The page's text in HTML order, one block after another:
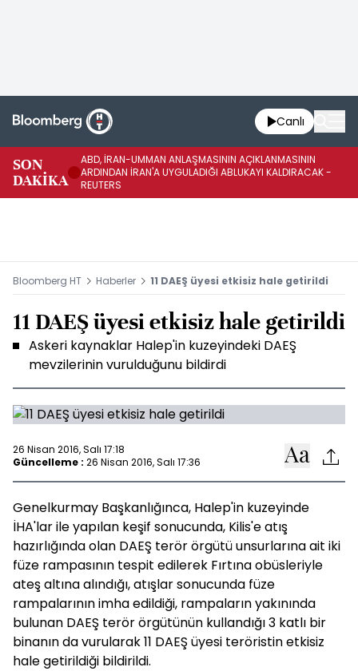
Canlı
SON
DAKİKA
ABD, İRAN-UMMAN ANLAŞMASININ AÇIKLANMASININ
ARDINDAN İRAN'A UYGULADIĞI ABLUKAYI KALDIRACAK -
REUTERS
Bloomberg HT Haberler 11 DAEŞ üyesi etkisiz hale getirildi
11 DAEŞ üyesi etkisiz hale getirildi
Askeri kaynaklar Halep'in kuzeyindeki DAEŞ
mevzilerinin vurulduğunu bildirdi
26 Nisan 2016, Salı 17:18
Güncelleme : 26 Nisan 2016, Salı 17:36
Genelkurmay Başkanlığınca, Halep'in kuzeyinde
İHA'lar ile yapılan keşif sonucunda, Kilis'e atış
hazırlığında olan DAEŞ terör örgütü unsurlarına ait iki
füze rampasının tespit edilerek Fırtına obüsleriyle
ateş altına alındığı, atışlar sonucunda füze
rampalarının imha edildiği, rampaların yakınında
bulunan DAEŞ terör örgütünün kullandığı 3 katlı bir
binanın da vurularak 11 DAEŞ üyesi teröristin etkisiz
hale getirildiği bildirildi.